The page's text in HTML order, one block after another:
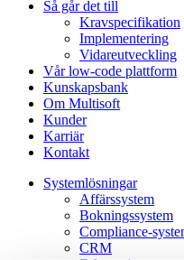
Så går det till
Kravspecifikation
Implementering
Vidareutveckling
Vår low-code plattform
Kunskapsbank
Om Multisoft
Kunder
Karriär
Kontakt
Systemlösningar
Affärssystem
Bokningssystem
Compliance-
CRM